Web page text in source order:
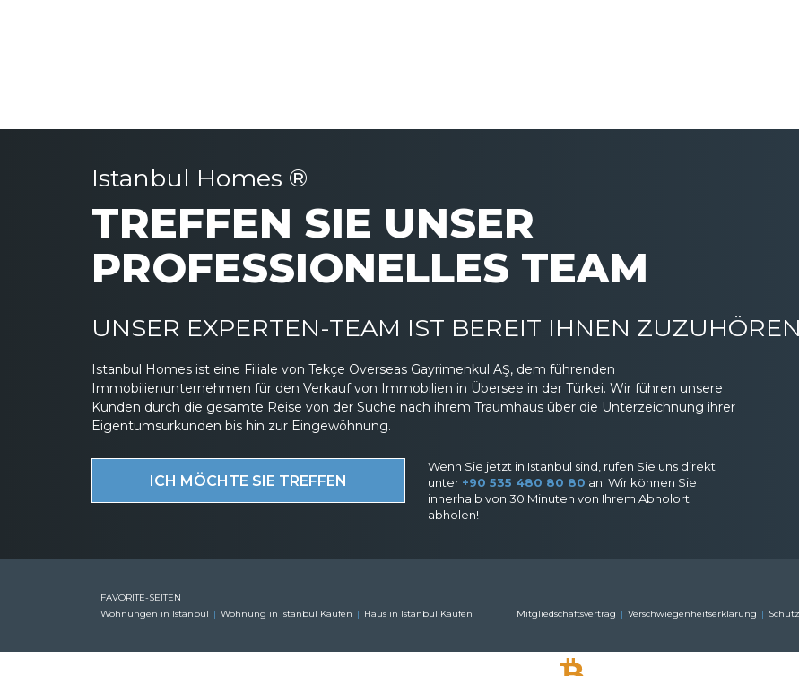
Istanbul Homes ®
TREFFEN SIE UNSER
PROFESSIONELLES TEAM
UNSER EXPERTEN-TEAM IST BEREIT IHNEN ZUZUHÖREN
Istanbul Homes ist eine Filiale von Tekçe Overseas Gayrimenkul AŞ, dem führenden
Immobilienunternehmen für den Verkauf von Immobilien in Übersee in der Türkei. Wir führen unsere
Kunden durch die gesamte Reise von der Suche nach ihrem Traumhaus über die Unterzeichnung ihrer
Eigentumsurkunden bis hin zur Eingewöhnung.
ICH MÖCHTE SIE TREFFEN
Wenn Sie jetzt in Istanbul sind, rufen Sie uns direkt
unter +90 535 480 80 80 an. Wir können Sie
innerhalb von 30 Minuten von Ihrem Abholort
abholen!
FAVORITE-SEITEN
Wohnungen in Istanbul
Wohnung in Istanbul Kaufen Haus in Istanbul Kaufen
Mitgliedschaftsvertrag
Verschwiegenheitserklärung